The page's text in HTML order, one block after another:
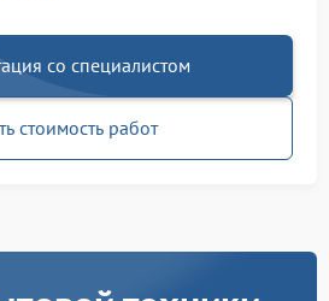
со специалистом
стоимость работ